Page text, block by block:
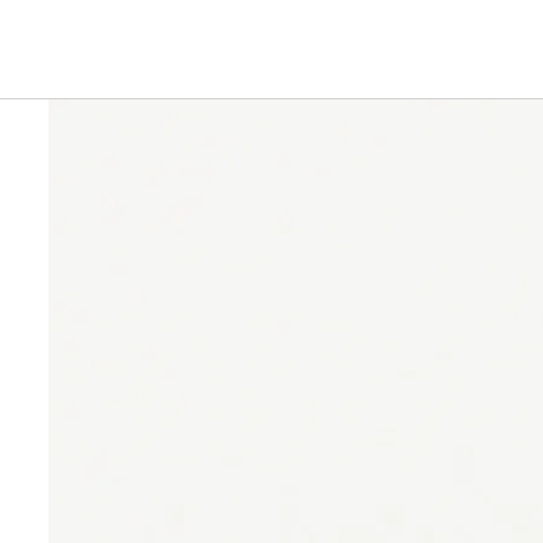
Ga direct naar de productinformatie